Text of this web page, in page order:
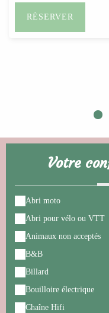
RÉSERVER
Votre
Abri moto
Abri pour vélo ou VTT
Animaux non acceptés
B&B
Billard
Bouilloire électrique
Chaîne Hifi